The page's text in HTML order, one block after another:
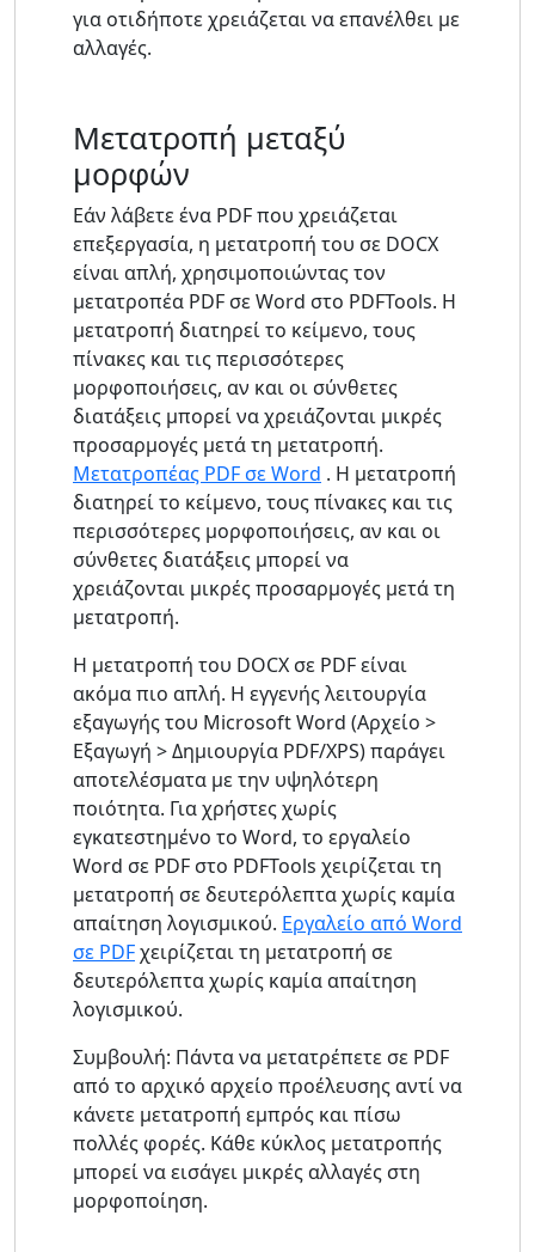
για οτιδήποτε χρειάζεται να επανέλθει με
αλλαγές.
Μετατροπή μεταξύ
μορφών
Εάν λάβετε ένα PDF που χρειάζεται
επεξεργασία, η μετατροπή του σε DOCX
είναι απλή, χρησιμοποιώντας τον
μετατροπέα PDF σε Word στο PDFTools. Η
μετατροπή διατηρεί το κείμενο, τους
πίνακες και τις περισσότερες
μορφοποιήσεις, αν και οι σύνθετες
διατάξεις μπορεί να χρειάζονται μικρές
προσαρμογές μετά τη μετατροπή.
Μετατροπέας PDF σε Word . Η μετατροπή
διατηρεί το κείμενο, τους πίνακες και τις
περισσότερες μορφοποιήσεις, αν και οι
σύνθετες διατάξεις μπορεί να
χρειάζονται μικρές προσαρμογές μετά τη
μετατροπή.
Η μετατροπή του DOCX σε PDF είναι
ακόμα πιο απλή. Η εγγενής λειτουργία
εξαγωγής του Microsoft Word (Αρχείο >
Εξαγωγή > Δημιουργία PDF/XPS) παράγει
αποτελέσματα με την υψηλότερη
ποιότητα. Για χρήστες χωρίς
εγκατεστημένο το Word, το εργαλείο
Word σε PDF στο PDFTools χειρίζεται τη
μετατροπή σε δευτερόλεπτα χωρίς καμία
απαίτηση λογισμικού. Εργαλείο από Word
σε PDFχειρίζεται τη μετατροπή σε
δευτερόλεπτα χωρίς καμία απαίτηση
λογισμικού.
Συμβουλή: Πάντα να μετατρέπετε σε PDF
από το αρχικό αρχείο προέλευσης αντί να
κάνετε μετατροπή εμπρός και πίσω
πολλές φορές. Κάθε κύκλος μετατροπής
μπορεί να εισάγει μικρές αλλαγές στη
μορφοποίηση.